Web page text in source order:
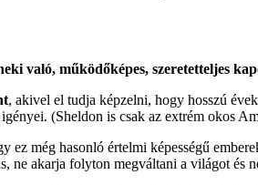
való, működőképes, szeretetteljes
, akivel el tudja képzelni, hogy hosszú
(Sheldon is csak az extrém okos
még hasonló értelmi képességű
ne akarja folyton megváltani a világot és